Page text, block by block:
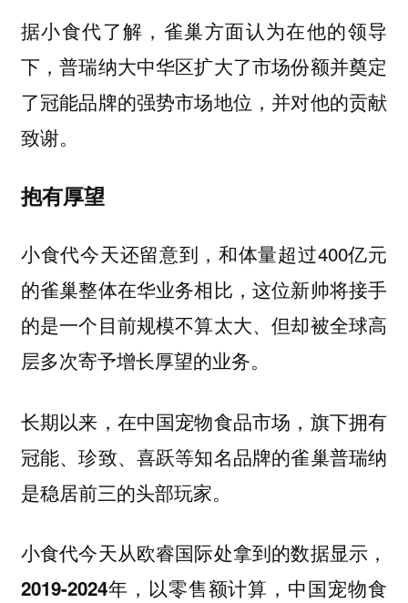
据小食代了解，雀巢方面认为在他的领导
下，普瑞纳大中华区扩大了市场份额并奠定
了冠能品牌的强势市场地位，并对他的贡献
致谢。
抱有厚望
小食代今天还留意到，和体量超过400亿元
的雀巢整体在华业务相比，这位新帅将接手
的是一个目前规模不算太大、但却被全球高
层多次寄予增长厚望的业务。
长期以来，在中国宠物食品市场，旗下拥有
冠能、珍致、喜跃等知名品牌的雀巢普瑞纳
是稳居前三的头部玩家。
小食代今天从欧睿国际处拿到的数据显示，
2019-2024年，以零售额计算，中国宠物食